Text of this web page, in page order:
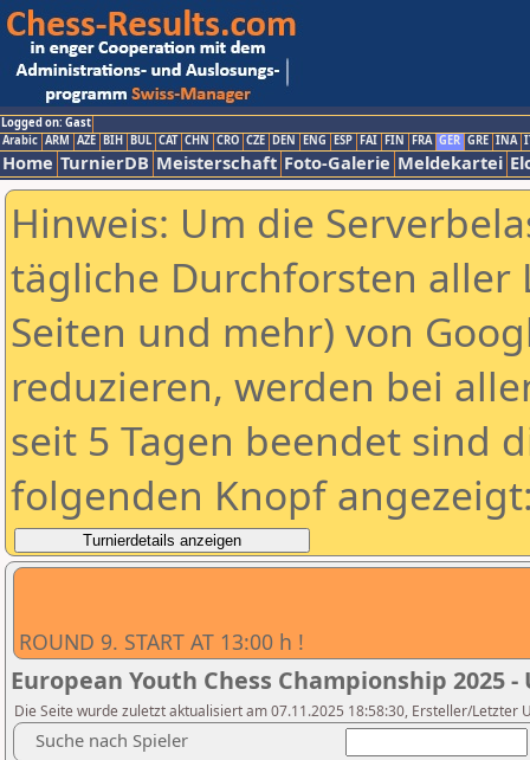
Logged on: Gast
Arabic ARM AZE BIH BUL CAT CHN CRO CZE DEN ENG ESP FAI FIN FRA GER GRE INA
Home TurnierDB Meisterschaft Foto-Galerie Meldekartei
Hinweis: Um die
tägliche Durchforsten aller
Seiten und mehr) von
reduzieren, werden bei
seit 5 Tagen beendet sind
folgenden Knopf
ROUND 9. START AT 13:00 h !
European Youth Chess Championship 2025 -
Die Seite wurde zuletzt aktualisiert am 07.11.2025 18:58:30, Ersteller/Letzter
Suche nach Spieler